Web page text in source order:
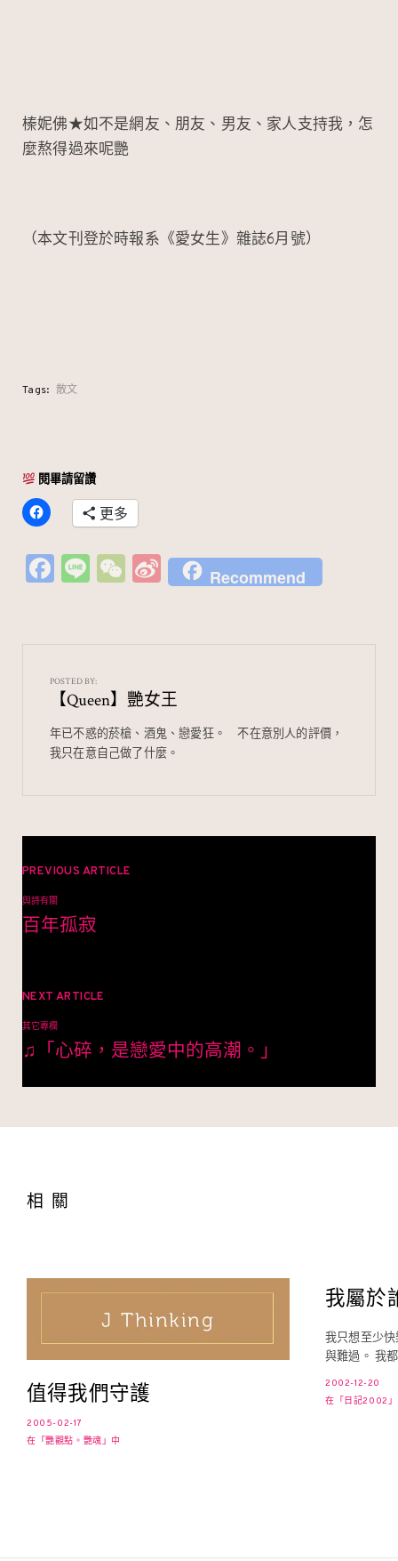
榛妮佛★如不是網友、朋友、男友、家人支持我，怎
麼熬得過來呢艷
（本文刊登於時報系《愛女生》雜誌6月號）
Tags: 散文
閱畢請留讚
更多
Fa
o
o
k
Li
W
at
Si
n
ei
b
o
Recommend
POSTED BY:
【Queen】艷女王
年已不惑的菸槍、酒鬼、戀愛狂。⠀ 不在意別人的評價，
我只在意自己做了什麼。
章
導
PREVIOUS ARTICLE
與詩有關
百年孤寂
NEXT ARTICLE
其它專欄
♫「心碎，是戀愛中的高潮。」
相關
值得我們守護
2005-02-17
在「艷觀點。艷魂」中
我屬於
我只想至少
與難過。 我
2002-12-20
在「日記2002